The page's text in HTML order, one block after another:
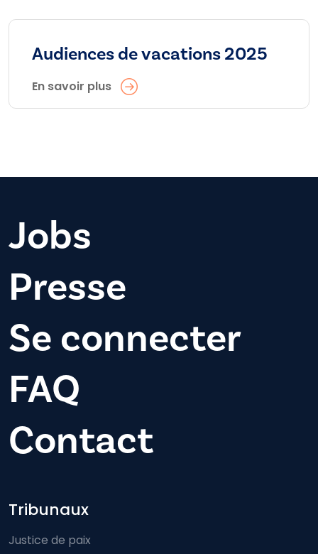
Audiences de vacations 2025
En savoir plus
Jobs
Presse
Se connecter
FAQ
Contact
Footer-menu
Tribunaux
Justice de paix